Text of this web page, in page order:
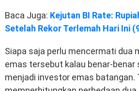
Baca Juga: Kejutan BI Rate:
Setelah Rekor Terlemah Hari Ini
Siapa saja perlu mencermati dua
emas tersebut kalau benar-benar
menjadi investor emas batangan.